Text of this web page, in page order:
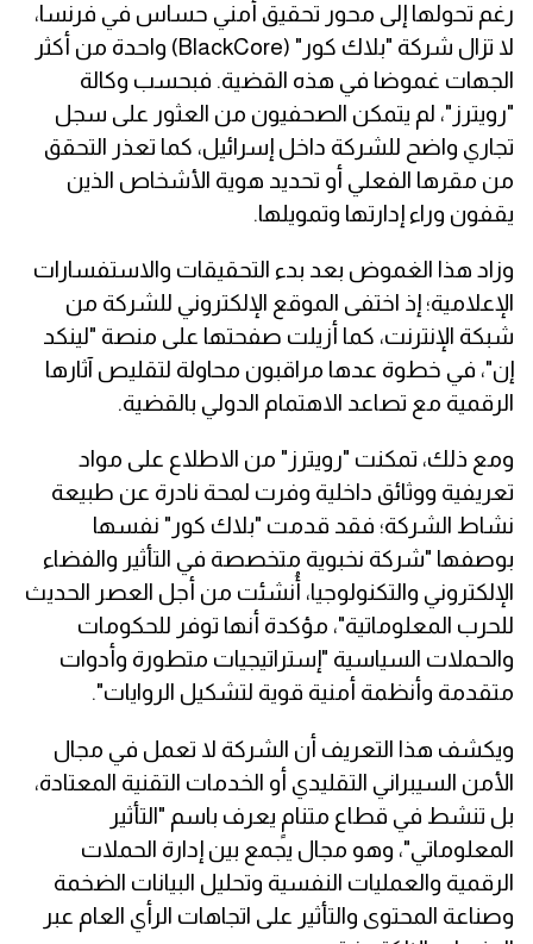
رغم تحولها إلى محور تحقيق أمني حساس في فرنسا،
لا تزال شركة "بلاك كور" (BlackCore) واحدة من أكثر
الجهات غموضا في هذه القضية. فبحسب وكالة
"رويترز"، لم يتمكن الصحفيون من العثور على سجل
تجاري واضح للشركة داخل إسرائيل، كما تعذر التحقق
من مقرها الفعلي أو تحديد هوية الأشخاص الذين
يقفون وراء إدارتها وتمويلها.
وزاد هذا الغموض بعد بدء التحقيقات والاستفسارات
الإعلامية؛ إذ اختفى الموقع الإلكتروني للشركة من
شبكة الإنترنت، كما أزيلت صفحتها على منصة "لينكد
إن"، في خطوة عدها مراقبون محاولة لتقليص آثارها
الرقمية مع تصاعد الاهتمام الدولي بالقضية.
ومع ذلك، تمكنت "رويترز" من الاطلاع على مواد
تعريفية ووثائق داخلية وفرت لمحة نادرة عن طبيعة
نشاط الشركة؛ فقد قدمت "بلاك كور" نفسها
بوصفها "شركة نخبوية متخصصة في التأثير والفضاء
الإلكتروني والتكنولوجيا، أُنشئت من أجل العصر الحديث
للحرب المعلوماتية"، مؤكدة أنها توفر للحكومات
والحملات السياسية "إستراتيجيات متطورة وأدوات
متقدمة وأنظمة أمنية قوية لتشكيل الروايات".
ويكشف هذا التعريف أن الشركة لا تعمل في مجال
الأمن السيبراني التقليدي أو الخدمات التقنية المعتادة،
بل تنشط في قطاع متنامٍ يعرف باسم "التأثير
المعلوماتي"، وهو مجال يجمع بين إدارة الحملات
الرقمية والعمليات النفسية وتحليل البيانات الضخمة
وصناعة المحتوى والتأثير على اتجاهات الرأي العام عبر